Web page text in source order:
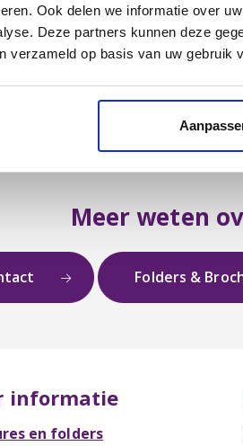
Ook delen we informatie over
Deze partners kunnen deze
verzameld op basis van uw gebruik
Gebruik in navigatie Blaarthemseweg
Meer weten
Folders &
informatie
en folders